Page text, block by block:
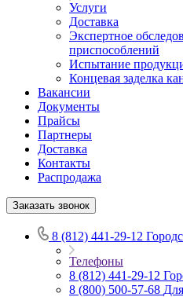
Услуги
Доставка
Экспертное
приспособлений
Испытание
Концевая заделка
Вакансии
Документы
Прайсы
Партнеры
Доставка
Контакты
Распродажа
Заказать звонок
8 (812) 441-29-12
Телефоны
8 (812) 441-29-12
8 (800) 500-57-68